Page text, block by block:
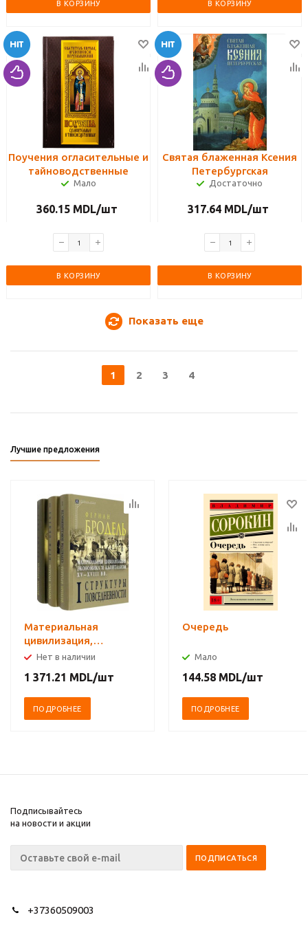
В КОРЗИНУ В КОРЗИНУ
Поучения огласительные и
тайноводственные
Мало
360.15 MDL/шт
В КОРЗИНУ
Святая блаженная Ксения
Петербургская
Достаточно
317.64 MDL/шт
В КОРЗИНУ
Показать еще
1 2 3 4
Лучшие предложения
Материальная
цивилизация,
экономика и
вв. Комплект в 3-х
томах
Нет в наличии
1 371.21 MDL/шт
ПОДРОБНЕЕ
Очередь
Мало
144.58 MDL/шт
ПОДРОБНЕЕ
Подписывайтесь
на новости и акции
+37360509003